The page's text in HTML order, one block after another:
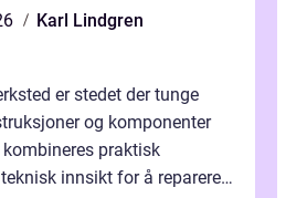
Karl Lindgren
er stedet der tunge
og komponenter
praktisk
innsikt for å reparere,